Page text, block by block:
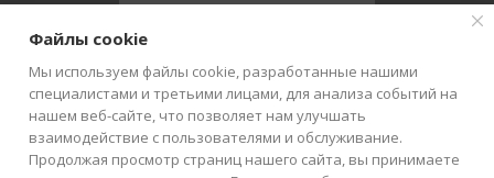
ПОЛИТИКА КОНФИДЕНЦИАЛЬНОСТИ
Файлы cookie
Мы используем файлы cookie, разработанные нашими
специалистами и третьими лицами, для анализа событий на
нашем веб-сайте, что позволяет нам улучшать
взаимодействие с пользователями и обслуживание.
Продолжая просмотр страниц нашего сайта, вы принимаете